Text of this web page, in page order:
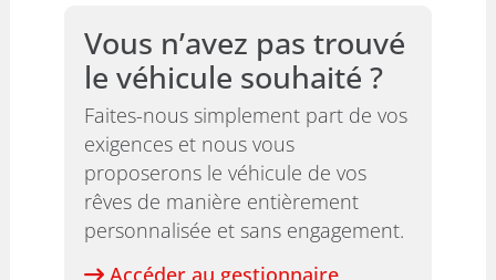
Vous n’avez pas trouvé
le véhicule souhaité ?
Faites-nous simplement part de vos
exigences et nous vous
proposerons le véhicule de vos
rêves de manière entièrement
personnalisée et sans engagement.
Accéder au gestionnaire